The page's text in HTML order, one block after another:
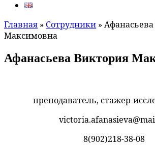
Главная » Сотрудники »
Максимовна
Афанасьева Виктория
преподаватель, стажер-
8(902)218-38-08